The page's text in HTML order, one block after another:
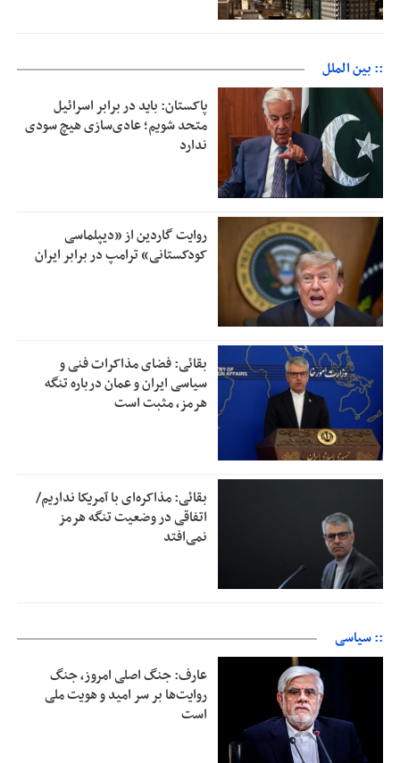
:: بین الملل
پاکستان: باید در برابر اسرائیل
متحد شویم؛ عادی‌سازی هیچ سودی
ندارد
روایت گاردین از «دیپلماسی
کودکستانی» ترامپ در برابر ایران
بقائی: فضای مذاکرات فنی و
سیاسی ایران و عمان درباره تنگه
هرمز، مثبت است
بقائی: مذاکره‌ای با آمریکا نداریم/
اتفاقی در وضعیت تنگه هرمز
نمی‌افتد
:: سیاسی
عارف: جنگ اصلی امروز، جنگ
روایت‌ها بر سر امید و هویت ملی
است